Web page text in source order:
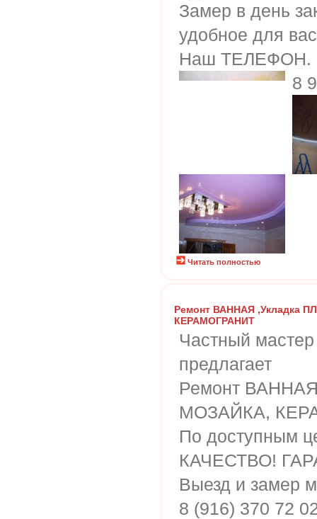
Замер в день
удобное для
Наш ТЕЛЕФОН.
8
Читать полностью
Ремонт ВАННАЯ ,Укладка
КЕРАМОГРАНИТ
Частный мастер
предлагает
Ремонт
МОЗАЙКА,
По доступным
КАЧЕСТВО!
Выезд и замер
8 (916) 370 72